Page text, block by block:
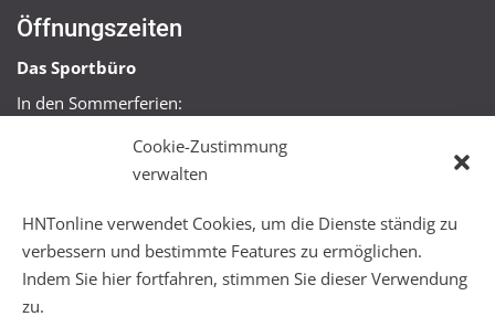
Cookie-Zustimmung
verwalten
HNTonline verwendet Cookies, um die Dienste ständig zu
verbessern und bestimmte Features zu ermöglichen.
Indem Sie hier fortfahren, stimmen Sie dieser Verwendung
zu.
Öffnungszeiten
Das Sportbüro
In den Sommerferien:
Mo + Mi 16:00 – 18:00 Uhr
Mo – Fr 08:00 – 22:00 Uhr
Sa + So 10:00 – 18:00 Uhr